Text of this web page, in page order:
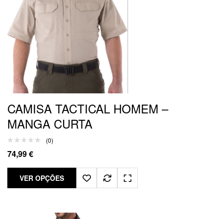
CAMISA TACTICAL HOMEM –
MANGA CURTA
(0)
74,99€
VER OPÇÕES